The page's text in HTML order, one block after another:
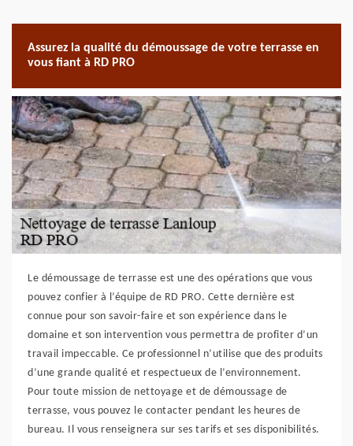
Assurez la qualité du démoussage de votre terrasse en
vous fiant à RD PRO
Le démoussage de terrasse est une des opérations que vous
pouvez confier à l’équipe de RD PRO. Cette dernière est
connue pour son savoir-faire et son expérience dans le
domaine et son intervention vous permettra de profiter d’un
travail impeccable. Ce professionnel n’utilise que des produits
d’une grande qualité et respectueux de l’environnement.
Pour toute mission de nettoyage et de démoussage de
terrasse, vous pouvez le contacter pendant les heures de
bureau. Il vous renseignera sur ses tarifs et ses disponibilités.